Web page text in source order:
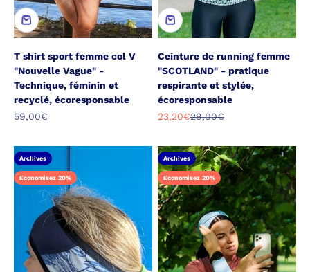
T shirt sport femme col V
"Nouvelle Vague" -
Technique, féminin et
recyclé, écoresponsable
Prix de vente
59,00€
Ceinture de running femme
"SCOTLAND" - pratique
respirante et stylée,
écoresponsable
Prix de vente
23,20€Prix normal
29,00€
Archives
Economisez 20%
Archives
Economisez 20%